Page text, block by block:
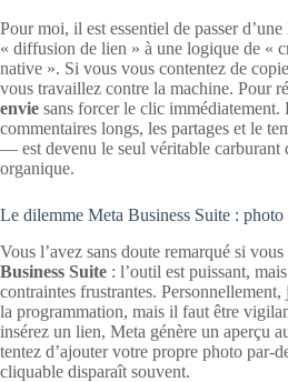
Pour moi, il est essentiel de passer
« diffusion de lien » à une logique de «
native ». Si vous vous contentez de
vous travaillez contre la machine. Pour
envie sans forcer le clic
commentaires longs, les partages et le
— est devenu le seul véritable carburant
organique.
Le dilemme Meta Business Suite :
Vous l’avez sans doute remarqué si
Business Suite : l’outil est puissant,
contraintes frustrantes.
la programmation, mais il faut être
insérez un lien, Meta génère un aperçu
tentez d’ajouter votre propre photo par-
cliquable disparaît souvent.